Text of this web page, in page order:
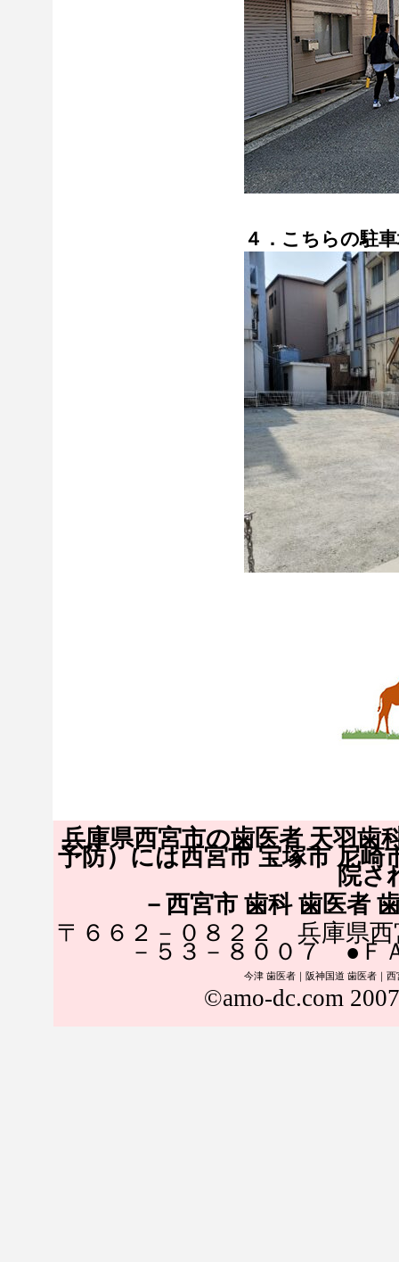
４．こちらの駐
兵庫県西宮市の歯医者 天羽歯
予防）には西宮市 宝塚市 尼崎
院さ
－西宮市 歯科 歯医者
〒６６２－０８２２ 兵庫県
－５３－８００７ ●Ｆ
今津 歯医者｜ 阪神国道 歯医者｜ 西
©amo-dc.com